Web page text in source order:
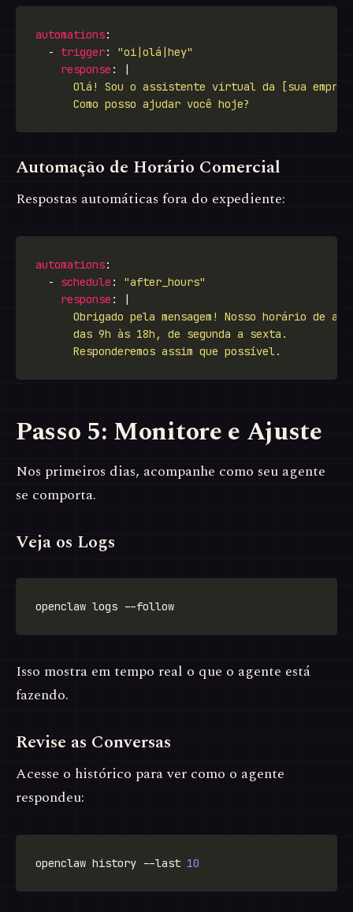
automations
  -
trigger: "oi|olá|hey"
response : |
      Como posso ajudar você hoje?
Automação de Horário Comercial
Respostas automáticas fora do expediente:
automations
  -
schedule : "after_hours"
response : |
      Responderemos assim que possível.
Passo 5: Monitore e Ajuste
Nos primeiros dias, acompanhe como seu agente
se comporta.
Veja os Logs
Isso mostra em tempo real o que o agente está
fazendo.
Revise as Conversas
Acesse o histórico para ver como o agente
respondeu:
openclaw history --last 10